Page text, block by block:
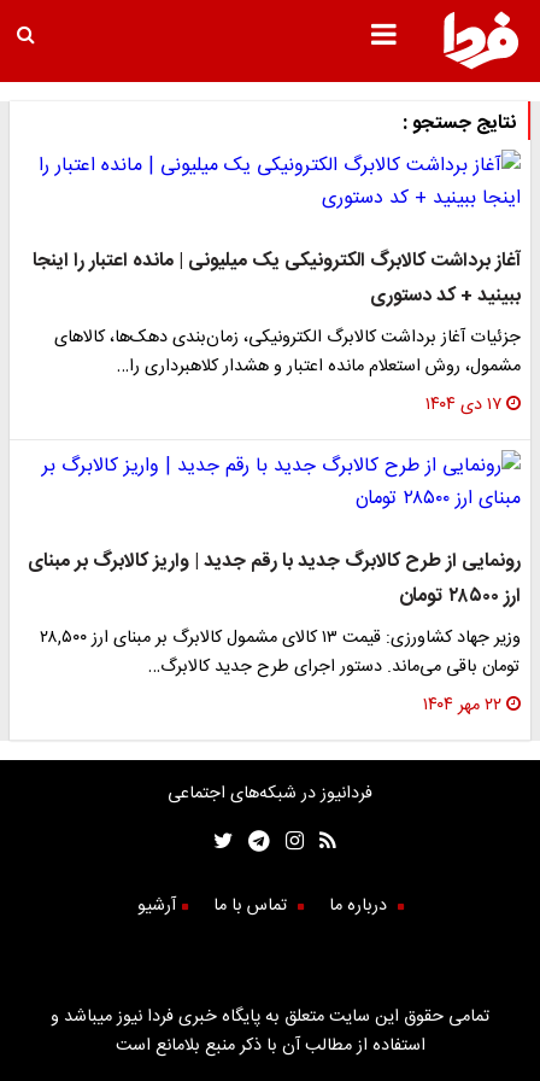
نتایج جستجو :
آغاز برداشت کالابرگ الکترونیکی یک میلیونی | مانده اعتبار را اینجا
ببینید + کد دستوری
جزئیات آغاز برداشت کالابرگ الکترونیکی، زمان‌بندی دهک‌ها، کالاهای
مشمول، روش استعلام مانده اعتبار و هشدار کلاهبرداری را…
۱۷ دی ۱۴۰۴
رونمایی از طرح کالابرگ جدید با رقم جدید | واریز کالابرگ بر مبنای
ارز ۲۸۵۰۰ تومان
وزیر جهاد کشاورزی: قیمت ۱۳ کالای مشمول کالابرگ بر مبنای ارز ۲۸,۵۰۰
تومان باقی می‌ماند. دستور اجرای طرح جدید کالابرگ…
۲۲ مهر ۱۴۰۴
فردانیوز در شبکه‌های اجتماعی
درباره ما تماس با ما آرشیو
تمامی حقوق این سایت متعلق به پایگاه خبری فردا نیوز میباشد و
استفاده از مطالب آن با ذکر منبع بلامانع است